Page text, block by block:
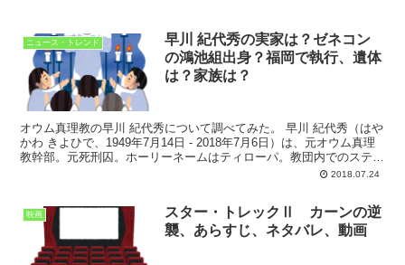
ニュース・トレンド
早川 紀代秀の実家は？ゼネコン
の鴻池組出身？福岡で執行、遺体
は？家族は？
オウム真理教の早川 紀代秀について調べてみた。 早川 紀代秀（はや
かわ きよひで、1949年7月14日 - 2018年7月6日）は、元オウム真理
教幹部。元死刑囚。ホーリーネームはティローパ。教団内でのステー
2018.07.24
映画
スター・トレックⅡ カーンの逆
襲、あらすじ、ネタバレ、動画